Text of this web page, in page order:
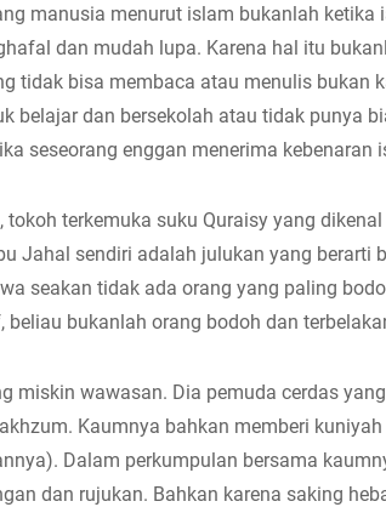
manusia menurut islam bukanlah
dan mudah lupa. Karena hal itu
tidak bisa membaca atau menulis bukan
belajar dan bersekolah atau tidak punya
seseorang enggan menerima kebenaran
tokoh terkemuka suku Quraisy yang
Jahal sendiri adalah julukan yang berarti
seakan tidak ada orang yang paling
beliau bukanlah orang bodoh dan
miskin wawasan. Dia pemuda cerdas
Kaumnya bahkan memberi
Dalam perkumpulan bersama
dan rujukan. Bahkan karena saking